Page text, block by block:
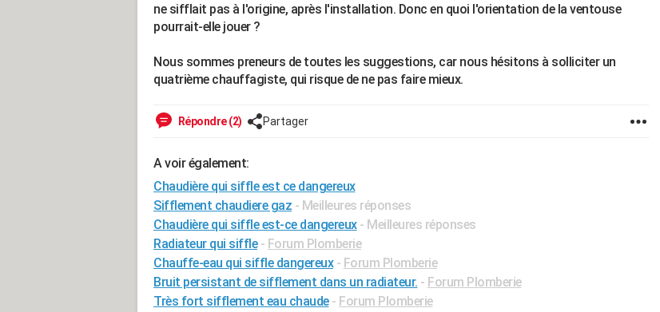
ne sifflait pas à l'origine, après l'installation. Donc en quoi l'orientation de la ventouse
pourrait-elle jouer ?
Nous sommes preneurs de toutes les suggestions, car nous hésitons à solliciter un
quatrième chauffagiste, qui risque de ne pas faire mieux.
Répondre (2) Partager
A voir également:
Chaudière qui siffle est ce dangereux
Sifflement chaudiere gaz - Meilleures réponses
Chaudière qui siffle est-ce dangereux - Meilleures réponses
Radiateur qui siffle - Forum Plomberie
Chauffe-eau qui siffle dangereux - Forum Plomberie
Bruit persistant de sifflement dans un radiateur. - Forum Plomberie
Très fort sifflement eau chaude - Forum Plomberie